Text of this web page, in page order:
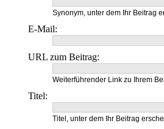
Synonym, unter dem Ihr Beitrag
E-Mail:
URL zum Beitrag:
Weiterführender Link zu Ihrem
Titel:
Titel, unter dem Ihr Beitrag